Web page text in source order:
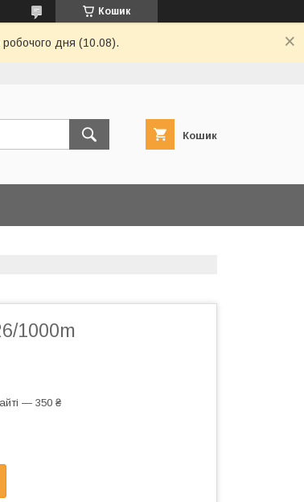
Кошик
робочого дня (10.08).
Кошик
1000m
— 350 ₴